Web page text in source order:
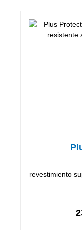
revestimiento